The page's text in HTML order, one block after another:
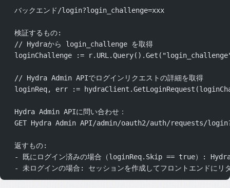
  バックエンド/login?login_challenge=xxx
  検証するもの:
  // Hydraから login_challenge を取得
loginChallenge :=
  // Hydra Admin APIでログインリクエストの詳細を取得
loginReq, err :=
  Hydra Admin APIに問い合わせ：
GET Hydra Admin API/admin/oauth2/auth/requests/
  返すもの:
- 既にログイン済みの場合（loginReq.Skip == true）:
- 未ログインの場合: セッションを作成してフロントエンドにリ